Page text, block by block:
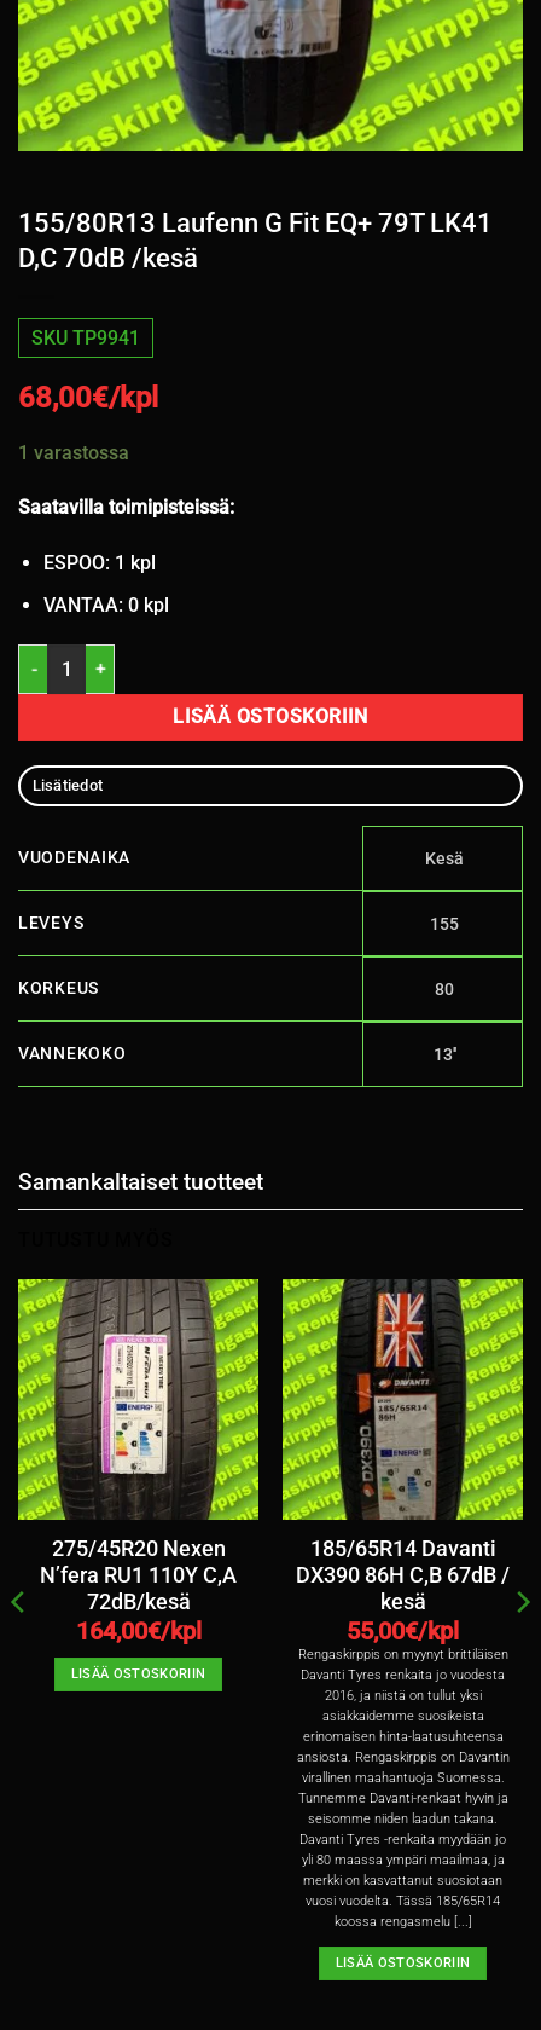
155/80R13 Laufenn G Fit EQ+ 79T LK41
D,C 70dB /kesä
SKU TP9941
68,00€/kpl
1 varastossa
Saatavilla toimipisteissä:
ESPOO: 1 kpl
VANTAA: 0 kpl
155/80R13 Laufenn G Fit EQ+ 79T LK41 D,C 70dB /kesä määrä
LISÄÄ OSTOSKORIIN
Lisätiedot
VUODENAIKA Kesä
LEVEYS 155
KORKEUS 80
VANNEKOKO 13''
Samankaltaiset tuotteet
275/45R20 Nexen
N’fera RU1 110Y C,A
72dB/kesä
164,00€/kpl
LISÄÄ OSTOSKORIIN
185/65R14 Davanti
DX390 86H C,B 67dB /
kesä
55,00€/kpl
Rengaskirppis on myynyt brittiläisen
Davanti Tyres renkaita jo vuodesta
2016, ja niistä on tullut yksi
asiakkaidemme suosikeista
erinomaisen hinta-laatusuhteensa
ansiosta. Rengaskirppis on Davantin
virallinen maahantuoja Suomessa.
Tunnemme Davanti-renkaat hyvin ja
seisomme niiden laadun takana.
Davanti Tyres -renkaita myydään jo
yli 80 maassa ympäri maailmaa, ja
merkki on kasvattanut suosiotaan
vuosi vuodelta. Tässä 185/65R14
koossa rengasmelu [...]
LISÄÄ OSTOSKORIIN